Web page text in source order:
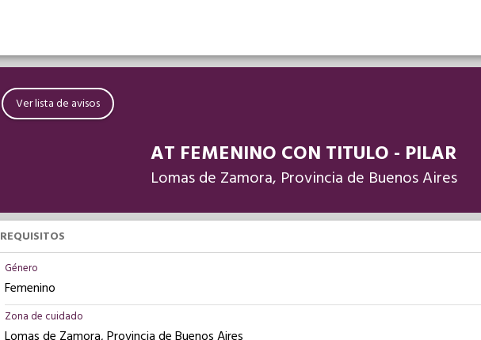
Ver lista de avisos
AT FEMENINO CON TITULO - PILAR
Lomas de Zamora, Provincia de Buenos Aires
REQUISITOS
Género
Femenino
Zona de cuidado
Lomas de Zamora, Provincia de Buenos Aires